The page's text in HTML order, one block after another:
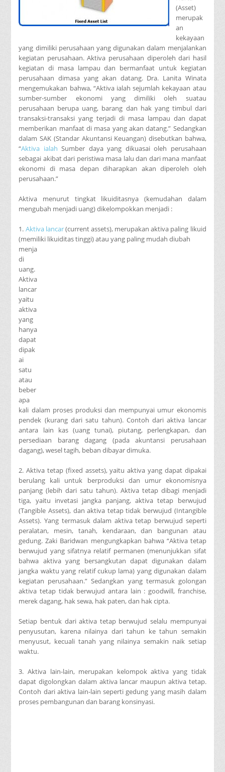
(Asset)
merupak
an
kekayaan
yang dimiliki perusahaan yang digunakan dalam menjalankan
kegiatan perusahaan. Aktiva perusahaan diperoleh dari hasil
kegiatan di masa lampau dan bermanfaat untuk kegiatan
perusahaan dimasa yang akan datang. Dra. Lanita Winata
mengemukakan bahwa, “Aktiva ialah sejumlah kekayaan atau
sumber-sumber ekonomi yang dimiliki oleh suatau
perusahaan berupa uang, barang dan hak yang timbul dari
transaksi-transaksi yang terjadi di masa lampau dan dapat
memberikan manfaat di masa yang akan datang.” Sedangkan
dalam SAK (Standar Akuntansi Keuangan) disebutkan bahwa,
“Aktiva ialah Sumber daya yang dikuasai oleh perusahaan
sebagai akibat dari peristiwa masa lalu dan dari mana manfaat
ekonomi di masa depan diharapkan akan diperoleh oleh
perusahaan.”
Aktiva menurut tingkat likuiditasnya (kemudahan dalam
mengubah menjadi uang) dikelompokkan menjadi :
1. Aktiva lancar(current assets), merupakan aktiva paling likuid
(memiliki likuiditas tinggi) atau yang paling mudah diubah
menja
di
uang.
Aktiva
lancar
yaitu
aktiva
yang
hanya
dapat
dipak
ai
satu
atau
beber
apa
kali dalam proses produksi dan mempunyai umur ekonomis
pendek (kurang dari satu tahun). Contoh dari aktiva lancar
antara lain kas (uang tunai), piutang, perlengkapan, dan
persediaan barang dagang (pada akuntansi perusahaan
dagang), wesel tagih, beban dibayar dimuka.
2. Aktiva tetap (fixed assets), yaitu aktiva yang dapat dipakai
berulang kali untuk berproduksi dan umur ekonomisnya
panjang (lebih dari satu tahun). Aktiva tetap dibagi menjadi
tiga, yaitu invetasi jangka panjang, aktiva tetap berwujud
(Tangible Assets), dan aktiva tetap tidak berwujud (Intangible
Assets). Yang termasuk dalam aktiva tetap berwujud seperti
peralatan, mesin, tanah, kendaraan, dan bangunan atau
gedung. Zaki Baridwan mengungkapkan bahwa “Aktiva tetap
berwujud yang sifatnya relatif permanen (menunjukkan sifat
bahwa aktiva yang bersangkutan dapat digunakan dalam
jangka waktu yang relatif cukup lama) yang digunakan dalam
kegiatan perusahaan.” Sedangkan yang termasuk golongan
aktiva tetap tidak berwujud antara lain : goodwill, franchise,
merek dagang, hak sewa, hak paten, dan hak cipta.
Setiap bentuk dari aktiva tetap berwujud selalu mempunyai
penyusutan, karena nilainya dari tahun ke tahun semakin
menyusut, kecuali tanah yang nilainya semakin naik setiap
waktu.
3. Aktiva lain-lain, merupakan kelompok aktiva yang tidak
dapat digolongkan dalam aktiva lancar maupun aktiva tetap.
Contoh dari aktiva lain-lain seperti gedung yang masih dalam
proses pembangunan dan barang konsinyasi.